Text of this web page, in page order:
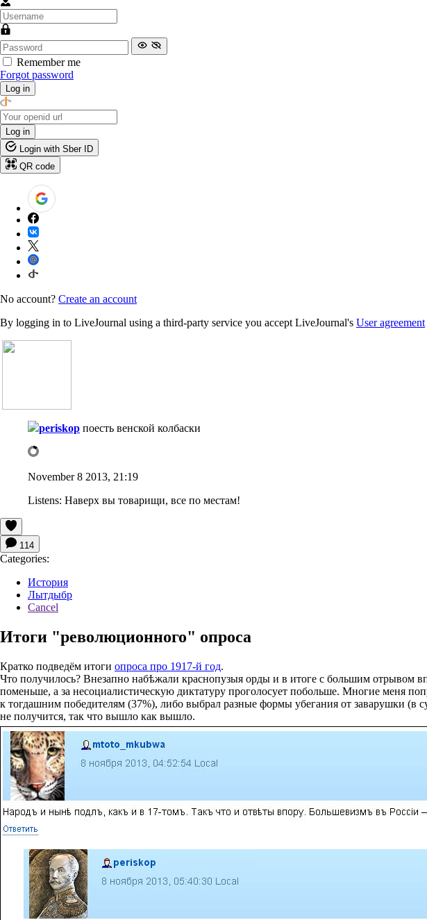
Remember me
Forgot password
Log in
Log in
Login with Sber ID
QR code
No account? Create an account
By logging in to LiveJournal using a third-party service you accept LiveJournal's User agreement
periskop поесть венской колбаски
November 8 2013, 21:19
Listens: Наверх вы товарищи, все по местам!
114
Categories:
История
Лытдыбр
Cancel
Итоги "революционного" опроса
Кратко подведём итоги опроса про 1917-й год.
Что получилось? Внезапно набѣжали краснопузыя орды и в итоге с большим отрывом
поменьше, а за несоциалистическую диктатуру проголосует побольше. Многие меня
к тогдашним победителям (37%), либо выбрал разные формы убегания от заварушки
не получится, так что вышло как вышло.